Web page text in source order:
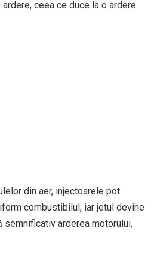
ceea ce duce la o ardere
din aer, injectoarele pot
combustibilul, iar jetul devine
semnificativ arderea motorului,